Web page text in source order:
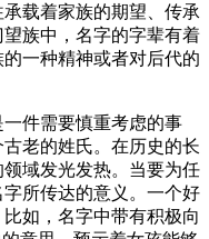
载着家族的期望、传承
族中，名字的字辈有着
一种精神或者对后代的
件需要慎重考虑的事
老的姓氏。在历史的长
域发光发热。当要为任
所传达的意义。一个好
如，名字中带有积极向